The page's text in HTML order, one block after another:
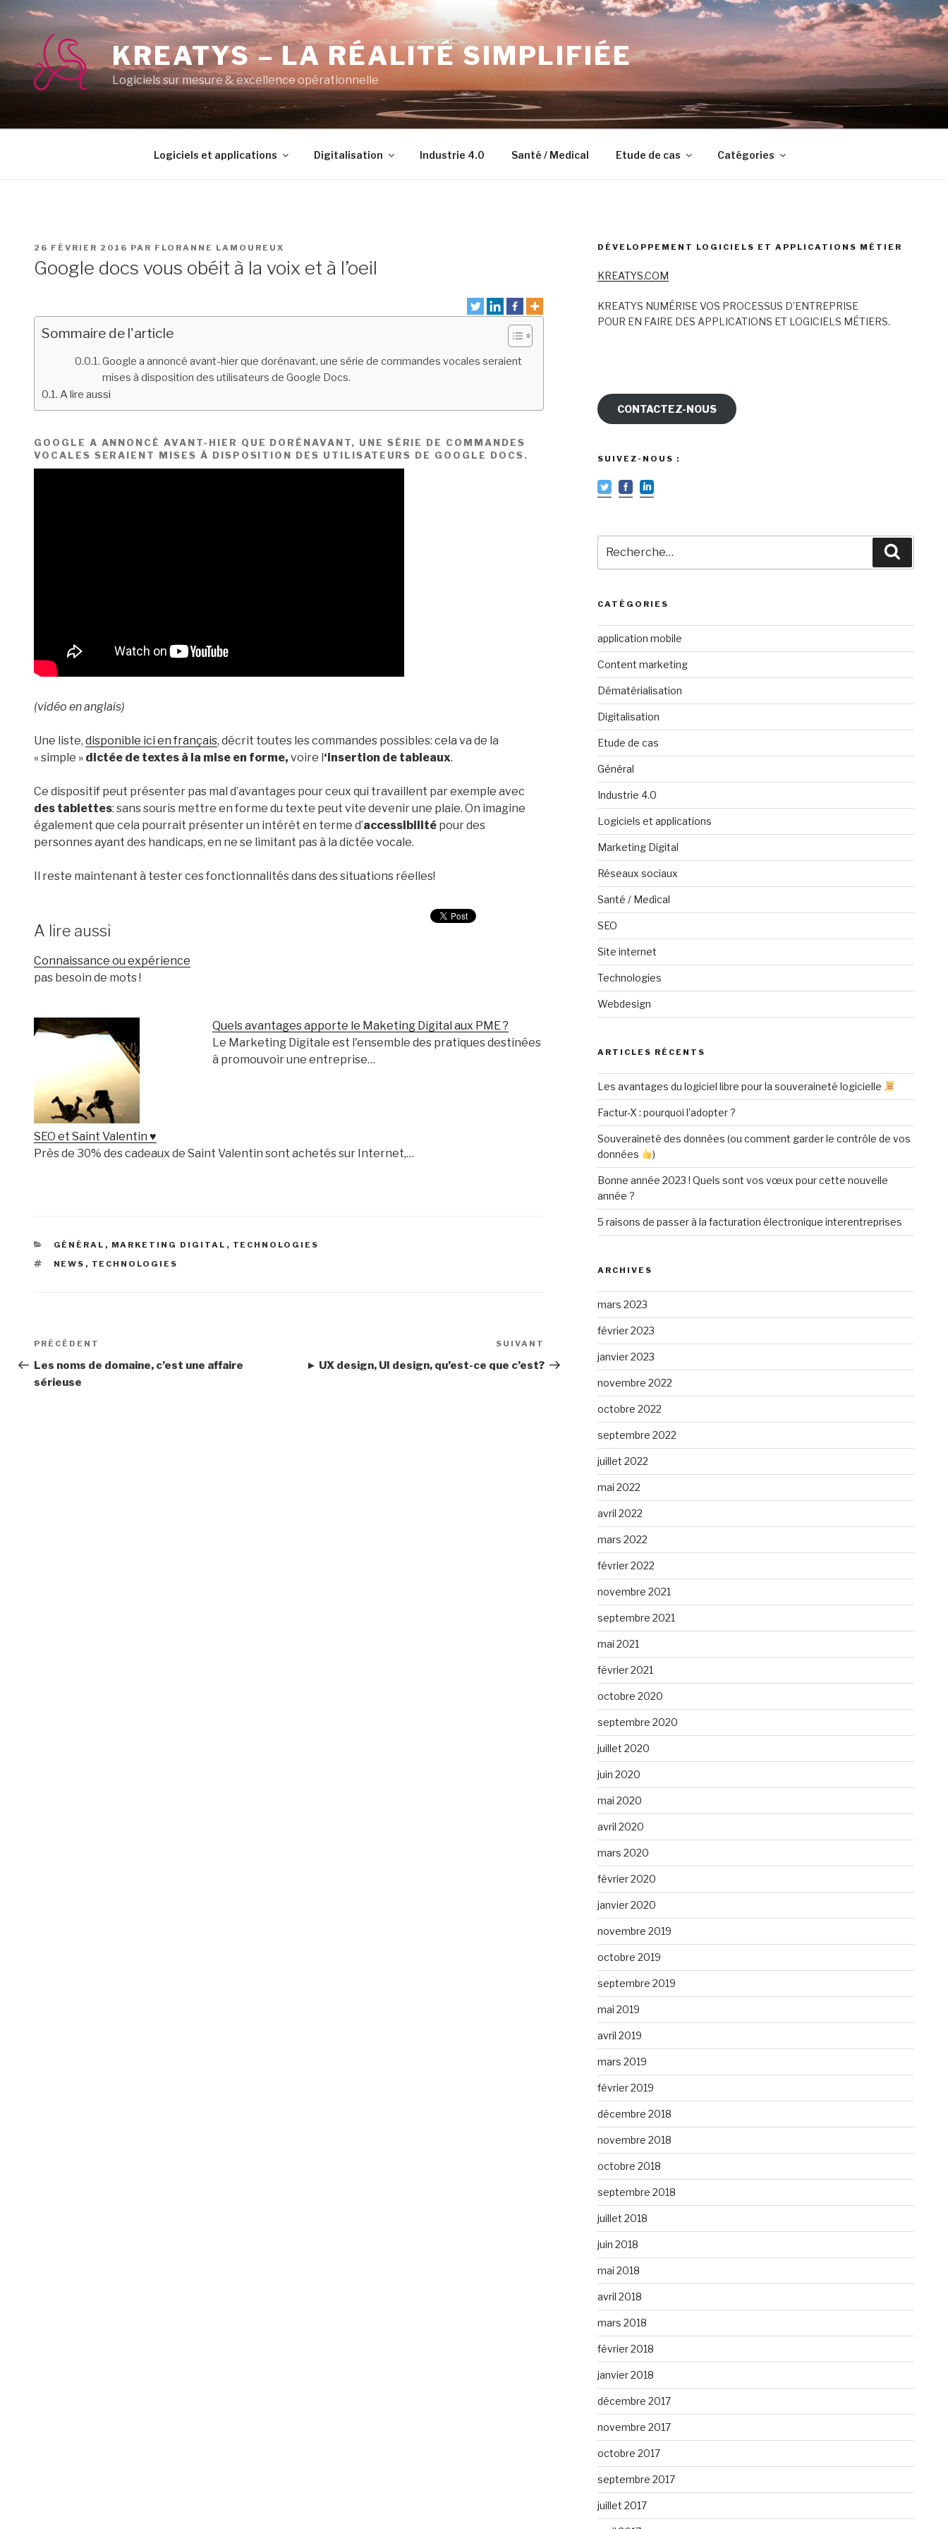
contenu
principal
KREATYS – LA RÉALITÉ SIMPLIFIÉE
Logiciels sur mesure & excellence opérationnelle
Logiciels et applications Digitalisation Industrie 4.0 Santé / Medical Etude de cas Catégories
PUBLIÉ
26 FÉVRIER 2016 PAR FLORANNE LAMOUREUX
Google docs vous obéit à la voix et à l’oeil
Sommaire de l'article
Google a annoncé avant-hier que dorénavant, une série de commandes vocales seraient
mises à disposition des utilisateurs de Google Docs.
A lire aussi
GOOGLE A ANNONCÉ AVANT-HIER QUE DORÉNAVANT, UNE SÉRIE DE COMMANDES
VOCALES SERAIENT MISES À DISPOSITION DES UTILISATEURS DE GOOGLE DOCS.
(vidéo en anglais)
Une liste, disponible ici en français, décrit toutes les commandes possibles: cela va de la
« simple » dictée de textes à la mise en forme, voire l‘insertion de tableaux.
Ce dispositif peut présenter pas mal d’avantages pour ceux qui travaillent par exemple avec
des tablettes: sans souris mettre en forme du texte peut vite devenir une plaie. On imagine
également que cela pourrait présenter un intérêt en terme d’accessibilité pour des
personnes ayant des handicaps, en ne se limitant pas à la dictée vocale.
Il reste maintenant à tester ces fonctionnalités dans des situations réelles!
A lire aussi
Connaissance ou expérience
pas besoin de mots !
Quels avantages apporte le Maketing Digital aux PME ?
Le Marketing Digitale est l'ensemble des pratiques destinées
à promouvoir une entreprise…
SEO et Saint Valentin ♥
Près de 30% des cadeaux de Saint Valentin sont achetés sur Internet,…
CATÉGORIES
GÉNÉRAL , MARKETING DIGITAL , TECHNOLOGIES
ÉTIQUETTES
NEWS , TECHNOLOGIES
Navigation
de
l’article
Article
précédent
PRÉCÉDENT
Les noms de domaine, c’est une affaire
sérieuse
suivant
SUIVANT
► UX design, UI design, qu’est-ce que c’est?
DÉVELOPPEMENT LOGICIELS ET APPLICATIONS MÉTIER
KREATYS.COM
KREATYS NUMÉRISE VOS PROCESSUS D’ENTREPRISE
POUR EN FAIRE DES APPLICATIONS ET LOGICIELS MÉTIERS.
CONTACTEZ-NOUS
SUIVEZ-NOUS :
pour
:
CATÉGORIES
application mobile
Content marketing
Dématérialisation
Digitalisation
Etude de cas
Général
Industrie 4.0
Logiciels et applications
Marketing Digital
Réseaux sociaux
Santé / Medical
SEO
Site internet
Technologies
Webdesign
ARTICLES RÉCENTS
Les avantages du logiciel libre pour la souveraineté logicielle
Factur-X : pourquoi l’adopter ?
Souveraineté des données (ou comment garder le contrôle de vos
données
)
Bonne année 2023 ! Quels sont vos vœux pour cette nouvelle
année ?
5 raisons de passer à la facturation électronique interentreprises
ARCHIVES
mars 2023
février 2023
janvier 2023
novembre 2022
octobre 2022
septembre 2022
juillet 2022
mai 2022
avril 2022
mars 2022
février 2022
novembre 2021
septembre 2021
mai 2021
février 2021
octobre 2020
septembre 2020
juillet 2020
juin 2020
mai 2020
avril 2020
mars 2020
février 2020
janvier 2020
novembre 2019
octobre 2019
septembre 2019
mai 2019
avril 2019
mars 2019
février 2019
décembre 2018
novembre 2018
octobre 2018
septembre 2018
juillet 2018
juin 2018
mai 2018
avril 2018
mars 2018
février 2018
janvier 2018
décembre 2017
novembre 2017
octobre 2017
septembre 2017
juillet 2017